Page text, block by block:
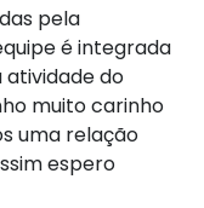
pela
é integrada
atividade do
muito carinho
uma relação
espero